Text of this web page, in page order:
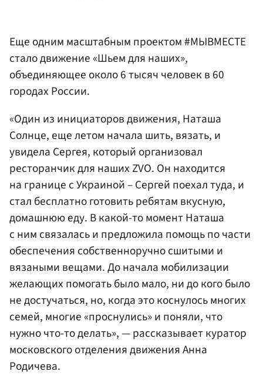
Еще одним масштабным проектом #МЫВМЕСТЕ
стало движение «Шьем для наших»,
объединяющее около 6 тысяч человек в 60
городах России.
«Один из инициаторов движения, Наташа
Солнце, еще летом начала шить, вязать, и
увидела Сергея, который организовал
ресторанчик для наших ZVO. Он находится
на границе с Украиной – Сергей поехал туда, и
стал бесплатно готовить ребятам вкусную,
домашнюю еду. В какой-то момент Наташа
с ним связалась и предложила помощь по части
обеспечения собственноручно сшитыми и
вязаными вещами. До начала мобилизации
желающих помогать было мало, ни до кого было
не достучаться, но, когда это коснулось многих
семей, многие «проснулись» и поняли, что
нужно что-то делать», — рассказывает куратор
московского отделения движения Анна
Родичева.